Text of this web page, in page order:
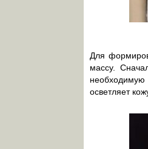
Для
массу.
осветляет